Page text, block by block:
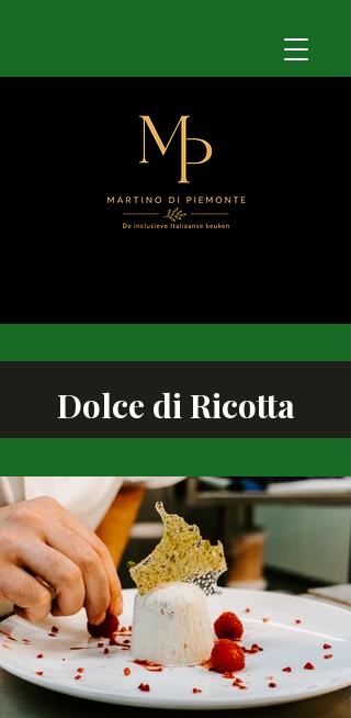
Dolce di Ricotta